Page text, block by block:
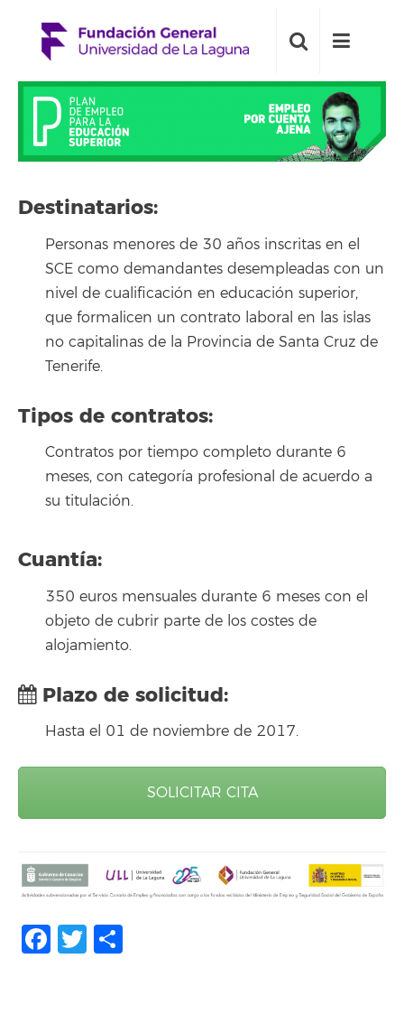
Destinatarios:
Personas menores de 30 años inscritas en el
SCE como demandantes desempleadas con un
nivel de cualificación en educación superior,
que formalicen un contrato laboral en las islas
no capitalinas de la Provincia de Santa Cruz de
Tenerife.
Tipos de contratos:
Contratos por tiempo completo durante 6
meses, con categoría profesional de acuerdo a
su titulación.
Cuantía:
350 euros mensuales durante 6 meses con el
objeto de cubrir parte de los costes de
alojamiento.
Plazo de solicitud:
Hasta el 01 de noviembre de 2017.
SOLICITAR CITA
Facebook
Twitter